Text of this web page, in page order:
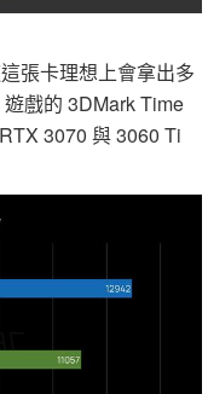
張卡理想上會拿出多
戲的 3DMark Time
3070 與 3060 Ti